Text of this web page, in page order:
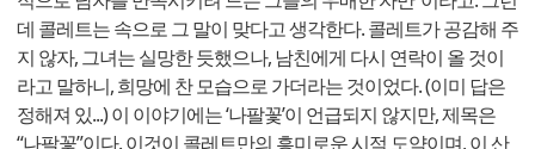
데 콜레트는 속으로 그 말이 맞다고 생각한다. 콜레트가 공감해 주
지 않자, 그녀는 실망한 듯했으나, 남친에게 다시 연락이 올 것이
라고 말하니, 희망에 찬 모습으로 가더라는 것이었다. (이미 답은
정해져 있...) 이 이야기에는 ‘나팔꽃’이 언급되지 않지만, 제목은
“나팔꽃”이다. 이것이 콜레트만의 흥미로운 시적 도약이며, 이 산